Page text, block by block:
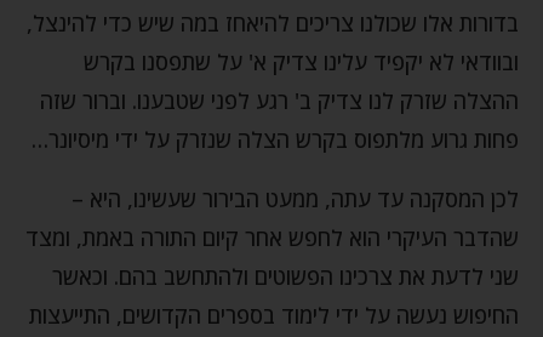
בדורות אלו שכולנו צריכים להיאחז במה שיש כדי להינצל,
ובוודאי לא יקפיד עלינו צדיק א' על שתפסנו בקרש
ההצלה שזרק לנו צדיק ב' רגע לפני שטבענו. וברור שזה
פחות גרוע מלתפוס בקרש הצלה שנזרק על ידי מיסיונר…
לכן המסקנה עד עתה, ממעט הבירור שעשינו, היא –
שהדבר העיקרי הוא לחפש אחר קיום התורה באמת, ומצד
שני לדעת את צרכינו הפשוטים ולהתחשב בהם. וכאשר
החיפוש נעשה על ידי לימוד בספרים הקדושים, התייעצות